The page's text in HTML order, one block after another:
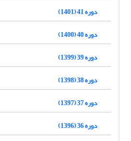
دوره 41 (1401)
دوره 40 (1400)
دوره 39 (1399)
دوره 38 (1398)
دوره 37 (1397)
دوره 36 (1396)